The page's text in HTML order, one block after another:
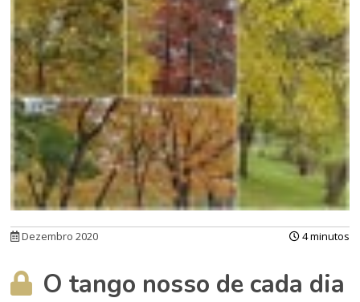
Dezembro 2020 4 minutos
O tango nosso de cada dia